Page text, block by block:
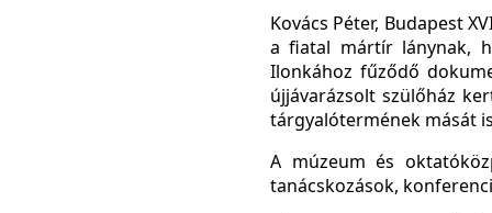
Kovács Péter, Budapest
a fiatal mártír lánynak,
Ilonkához fűződő
újjávarázsolt szülőház
tárgyalótermének mását
A múzeum és
tanácskozások,